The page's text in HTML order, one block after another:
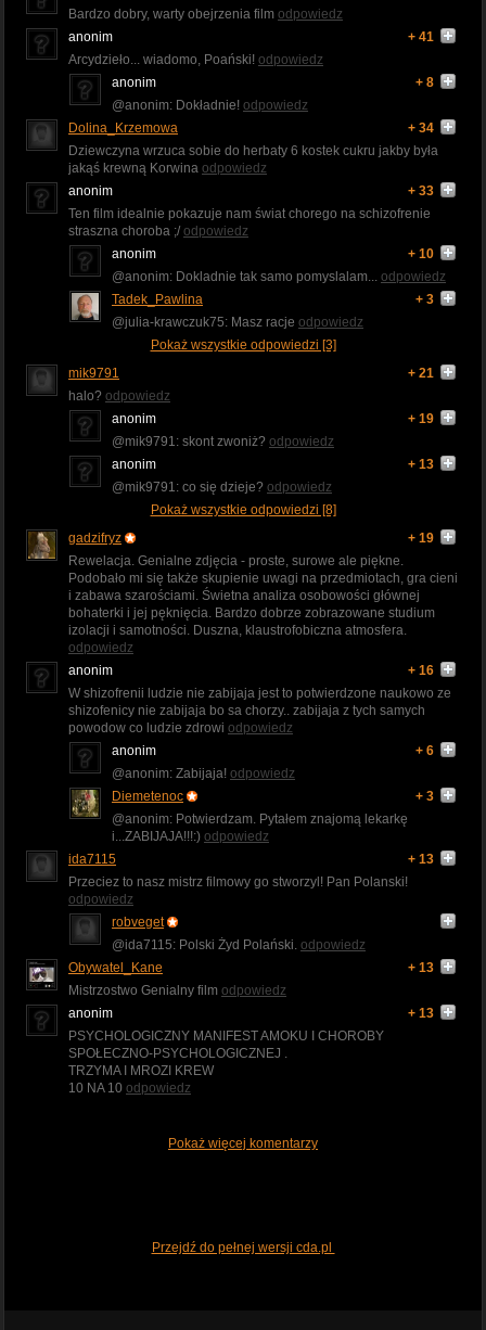
Bardzo dobry, warty obejrzenia film odpowiedz
anonim
+ 41
Arcydzieło... wiadomo, Poański! odpowiedz
anonim
+ 8
@anonim: Dokładnie! odpowiedz
Dolina_Krzemowa
+ 34
Dziewczyna wrzuca sobie do herbaty 6 kostek cukru jakby była
jakąś krewną Korwina odpowiedz
anonim
+ 33
Ten film idealnie pokazuje nam świat chorego na schizofrenie
straszna choroba ;/ odpowiedz
anonim
+ 10
@anonim: Dokladnie tak samo pomyslalam... odpowiedz
Tadek_Pawlina
+ 3
@julia-krawczuk75: Masz racje odpowiedz
Pokaż wszystkie odpowiedzi [3]
mik9791
+ 21
halo? odpowiedz
anonim
+ 19
@mik9791: skont zwoniż? odpowiedz
anonim
+ 13
@mik9791: co się dzieje? odpowiedz
Pokaż wszystkie odpowiedzi [8]
gadzifryz
+ 19
Rewelacja. Genialne zdjęcia - proste, surowe ale piękne.
Podobało mi się także skupienie uwagi na przedmiotach, gra cieni
i zabawa szarościami. Świetna analiza osobowości głównej
bohaterki i jej pęknięcia. Bardzo dobrze zobrazowane studium
izolacji i samotności. Duszna, klaustrofobiczna atmosfera.
odpowiedz
anonim
+ 16
W shizofrenii ludzie nie zabijaja jest to potwierdzone naukowo ze
shizofenicy nie zabijaja bo sa chorzy.. zabijaja z tych samych
powodow co ludzie zdrowi odpowiedz
anonim
+ 6
@anonim: Zabijaja! odpowiedz
Diemetenoc
+ 3
@anonim: Potwierdzam. Pytałem znajomą lekarkę
i...ZABIJAJA!!!:) odpowiedz
ida7115
+ 13
Przeciez to nasz mistrz filmowy go stworzyl! Pan Polanski!
odpowiedz
robveget
@ida7115: Polski Żyd Polański. odpowiedz
Obywatel_Kane
+ 13
Mistrzostwo Genialny film odpowiedz
anonim
+ 13
PSYCHOLOGICZNY MANIFEST AMOKU I CHOROBY
SPOŁECZNO-PSYCHOLOGICZNEJ .
TRZYMA I MROZI KREW
10 NA 10 odpowiedz
Pokaż więcej komentarzy
Przejdź do pełnej wersji cda.pl